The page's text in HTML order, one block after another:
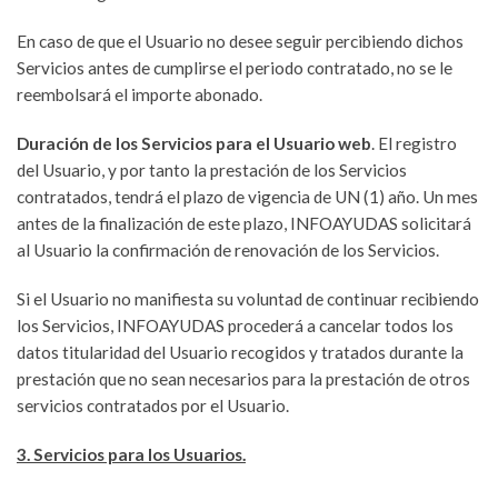
En caso de que el Usuario no desee seguir percibiendo dichos
Servicios antes de cumplirse el periodo contratado, no se le
reembolsará el importe abonado.
Duración de los Servicios para el Usuario web . El registro
del Usuario, y por tanto la prestación de los Servicios
contratados, tendrá el plazo de vigencia de UN (1) año. Un mes
antes de la finalización de este plazo, INFOAYUDAS solicitará
al Usuario la confirmación de renovación de los Servicios.
Si el Usuario no manifiesta su voluntad de continuar recibiendo
los Servicios, INFOAYUDAS procederá a cancelar todos los
datos titularidad del Usuario recogidos y tratados durante la
prestación que no sean necesarios para la prestación de otros
servicios contratados por el Usuario.
3. Servicios para los Usuarios.